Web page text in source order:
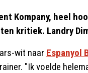
Kompany, heel
kritiek. Landry
wit naar Espanyol
"Ik voelde